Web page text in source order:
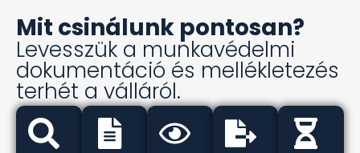
Mit csinálunk pontosan?
Levesszük a munkavédelmi
dokumentáció és mellékletezés
terhét a válláról.